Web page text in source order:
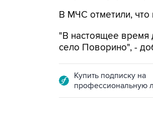
В МЧС отметили, что
"В настоящее время
село Поворино", -
Купить подписку на
профессиональную